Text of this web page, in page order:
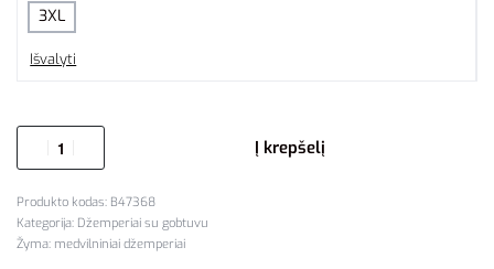
3XL
Išvalyti
Į krepšelį
B47368
Kategorija: Džemperiai su gobtuvu
Žyma: medvilniniai džemperiai